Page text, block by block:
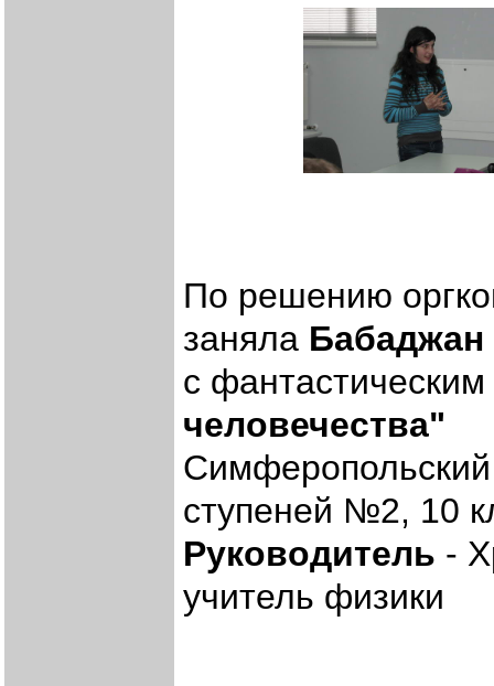
По решению
заняла Бабаджан
с
человечества"
ступеней №2, 10
Руководитель -
учитель физики